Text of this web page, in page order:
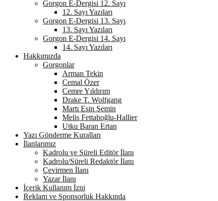
Gorgon E-Dergisi 12. Sayı
12. Sayı Yazıları
Gorgon E-Dergisi 13. Sayı
13. Sayı Yazıları
Gorgon E-Dergisi 14. Sayı
14. Sayı Yazıları
Hakkımızda
Gorgonlar
Arman Tekin
Cemal Özer
Cemre Yıldırım
Drake T. Wolfgang
Martı Esin Şemin
Melis Fettahoğlu-Hallier
Utku Baran Ertan
Yazı Gönderme Kuralları
İlanlarımız
Kadrolu ve Süreli Editör İlanı
Kadrolu/Süreli Redaktör İlanı
Çevirmen İlanı
Yazar İlanı
İçerik Kullanım İzni
Reklam ve Sponsorluk Hakkında